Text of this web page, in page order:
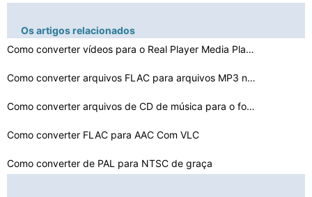
Os artigos relacionados
Como converter vídeos para o Real Player Media Player
Como converter arquivos FLAC para arquivos MP3 no Mac O…
Como converter arquivos de CD de música para o formato…
Como converter FLAC para AAC Com VLC
Como converter de PAL para NTSC de graça